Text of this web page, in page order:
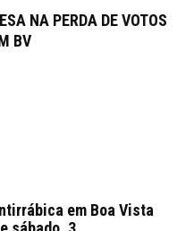
NA PERDA DE VOTOS
BV
em Boa Vista